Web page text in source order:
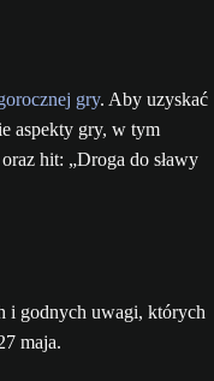
gry. Aby uzyskać
aspekty gry, w tym
hit: „Droga do sławy
i godnych uwagi, których
maja.